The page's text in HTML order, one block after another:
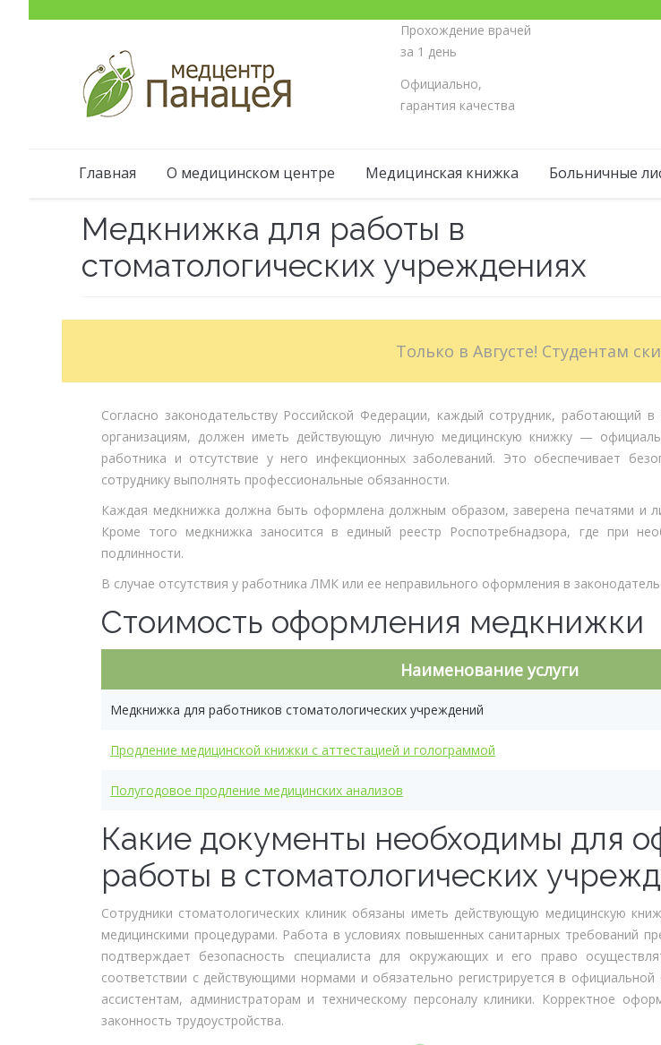
Прохождение врачей
за 1 день
Официально,
гарантия качества
Главная О медицинском центре Медицинская книжка Больничные
Медкнижка для работы в
стоматологических учреждениях
Только в Августе! Студентам
Согласно законодательству Российской Федерации, каждый сотрудник, работающий
организациям, должен иметь действующую личную медицинскую книжку —
работника и отсутствие у него инфекционных заболеваний. Это обеспечивает
сотруднику выполнять профессиональные обязанности.
Каждая медкнижка должна быть оформлена должным образом, заверена печатями и
Кроме того медкнижка заносится в единый реестр Роспотребнадзора, где при
подлинности.
В случае отсутствия у работника ЛМК или ее неправильного оформления в
Стоимость оформления медкнижки
Наименование услуги
Медкнижка для работников стоматологических учреждений
Продление медицинской книжки с аттестацией и голограммой
Полугодовое продление медицинских анализов
Какие документы необходимы для
работы в стоматологических
Сотрудники стоматологических клиник обязаны иметь действующую медицинскую
медицинскими процедурами. Работа в условиях повышенных санитарных требований
подтверждает безопасность специалиста для окружающих и его право
соответствии с действующими нормами и обязательно регистрируется в
ассистентам, администраторам и техническому персоналу клиники. Корректное
законность трудоустройства.